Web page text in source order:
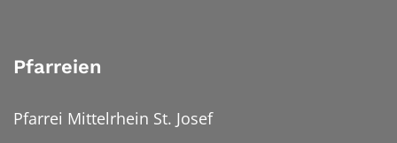
Pfarreien
Pfarrei Mittelrhein St. Josef